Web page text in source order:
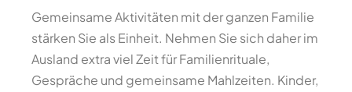
Gemeinsame Aktivitäten mit der ganzen Familie
stärken Sie als Einheit. Nehmen Sie sich daher im
Ausland extra viel Zeit für Familienrituale,
Gespräche und gemeinsame Mahlzeiten. Kinder,